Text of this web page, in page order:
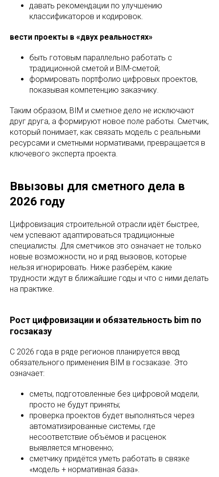
давать рекомендации по улучшению
классификаторов и кодировок.
вести проекты в «двух реальностях»
быть готовым параллельно работать с
традиционной сметой и BIM-сметой;
формировать портфолио цифровых проектов,
показывая компетенцию заказчику.
Таким образом, BIM и сметное дело не исключают
друг друга, а формируют новое поле работы. Сметчик,
который понимает, как связать модель с реальными
ресурсами и сметными нормативами, превращается в
ключевого эксперта проекта.
Ввызовы для сметного дела в
2026 году
Цифровизация строительной отрасли идёт быстрее,
чем успевают адаптироваться традиционные
специалисты. Для сметчиков это означает не только
новые возможности, но и ряд вызовов, которые
нельзя игнорировать. Ниже разберём, какие
трудности ждут в ближайшие годы и что с ними делать
на практике.
Рост цифровизации и обязательность bim по
госзаказу
С 2026 года в ряде регионов планируется ввод
обязательного применения BIM в госзаказе. Это
означает:
сметы, подготовленные без цифровой модели,
просто не будут приняты;
проверка проектов будет выполняться через
автоматизированные системы, где
несоответствие объёмов и расценок
выявляется мгновенно;
сметчику придётся уметь работать в связке
«модель + нормативная база».